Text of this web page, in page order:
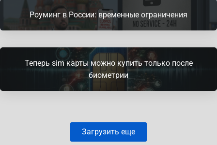
Роуминг в России: временные ограничения
Теперь sim карты можно купить только после
биометрии
Загрузить еще